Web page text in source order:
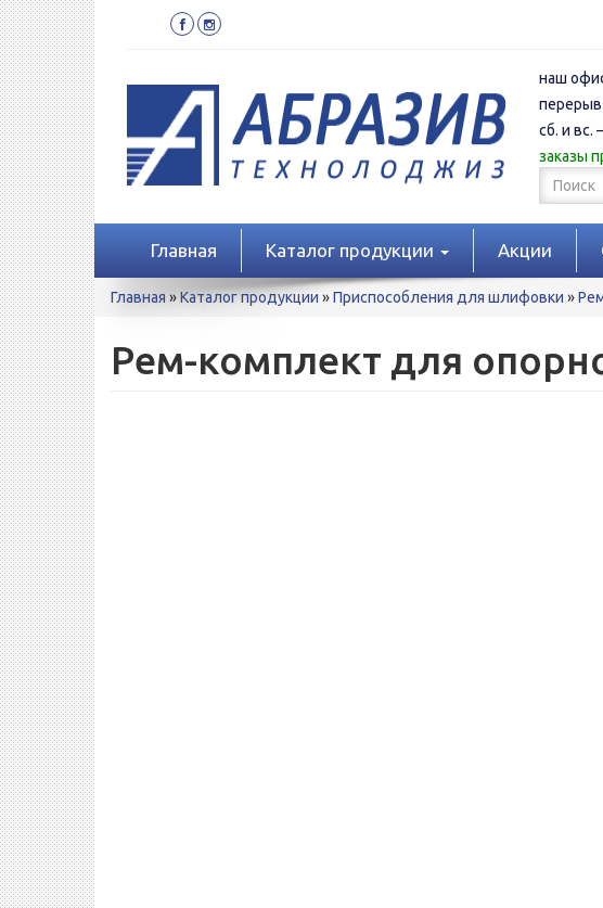
Перейти
к
основному
содержанию
наш
перерыв
сб. и
заказы
Главная Каталог продукции Акции
Вы
Главная »Каталог продукции »Приспособления для шлифовки »
Рем-комплект для